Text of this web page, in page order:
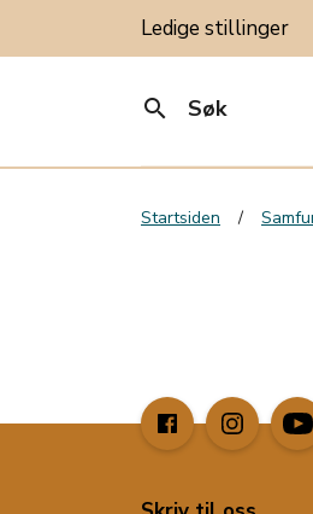
Ledige stillinger
search Søk
Startsiden